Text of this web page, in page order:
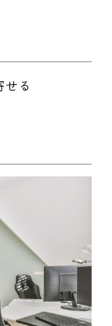
る